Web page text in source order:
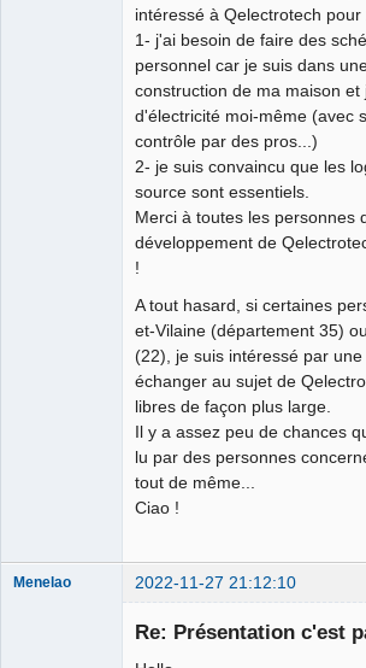
intéressé à Qelectrotech pour
1- j'ai besoin de faire des
personnel car je suis dans
construction de ma maison et
d'électricité moi-même (avec
contrôle par des pros...)
2- je suis convaincu que les
source sont essentiels.
Merci à toutes les personnes
développement de
!
A tout hasard, si certaines
et-Vilaine (département 35)
(22), je suis intéressé par
échanger au sujet de
libres de façon plus large.
Il y a assez peu de chances
lu par des personnes
tout de même...
Ciao !
Menelao 2022-11-27 21:12:10
Re: Présentation c'est